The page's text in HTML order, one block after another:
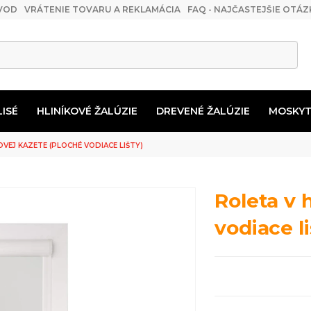
VRÁTENIE TOVARU A REKLAMÁCIA FAQ - NAJČASTEJŠIE
HLINÍKOVÉ ŽALÚZIE DREVENÉ ŽALÚZIE
KAZETE (PLOCHÉ VODIACE LIŠTY)
Roleta v
vodiace